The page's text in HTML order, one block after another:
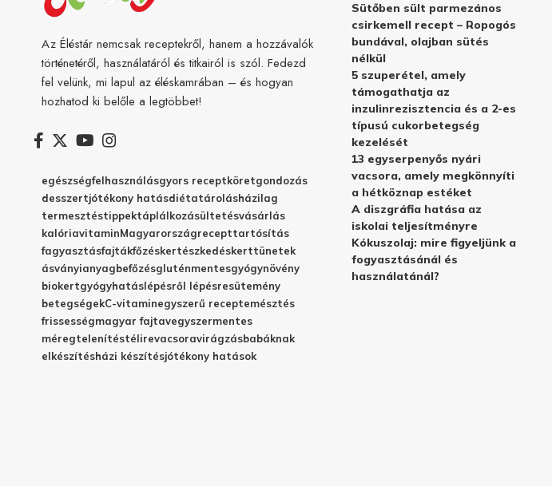
Az Éléstár nemcsak receptekről, hanem a hozzávalók
történetéről, használatáról és titkairól is szól. Fedezd
fel velünk, mi lapul az éléskamrában – és hogyan
hozhatod ki belőle a legtöbbet!
egészségfelhasználásgyors receptköretgondozás
desszertjótékony hatásdiétatárolásházilag
termesztéstippektáplálkozásültetésvásárlás
kalóriavitaminMagyarországrecepttartósítás
fagyasztásfajtákfőzéskertészkedéskerttünetek
ásványianyagbefőzésgluténmentesgyógynövény
biokertgyógyhatáslépésről lépésresütemény
betegségekC-vitaminegyszerű receptemésztés
frissességmagyar fajtavegyszermentes
méregtelenítéstélirevacsoravirágzásbabáknak
elkészítésházi készítésjótékony hatások
Sütőben sült parmezános
csirkemell recept – Ropogós
bundával, olajban sütés
nélkül
5 szuperétel, amely
támogathatja az
inzulinrezisztencia és a 2-es
típusú cukorbetegség
kezelését
13 egyserpenyős nyári
vacsora, amely megkönnyíti
a hétköznap estéket
A diszgráfia hatása az
iskolai teljesítményre
Kókuszolaj: mire figyeljünk a
fogyasztásánál és
használatánál?